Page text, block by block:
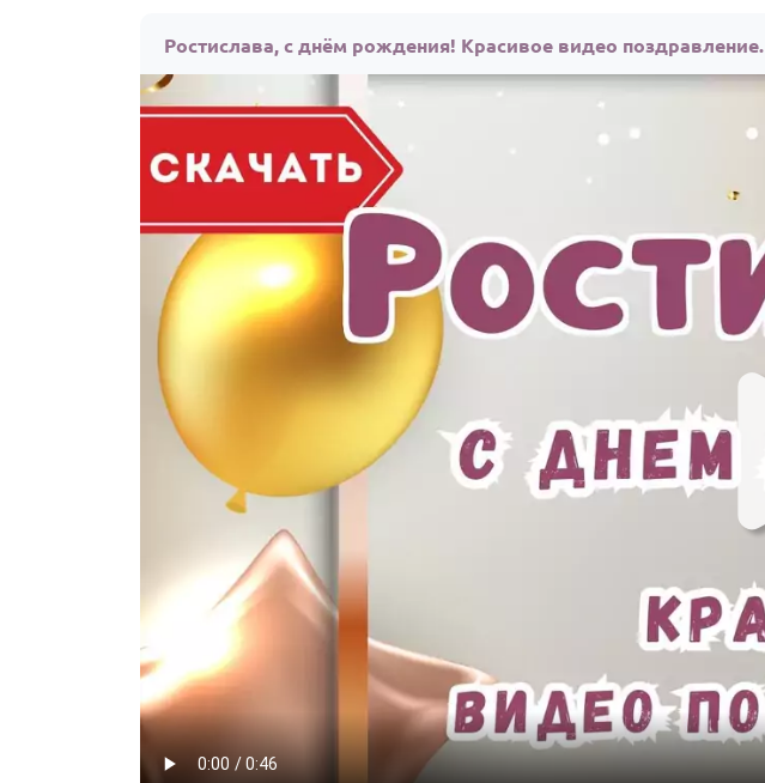
Ростислава, с днём рождения! Красивое видео поздравление.